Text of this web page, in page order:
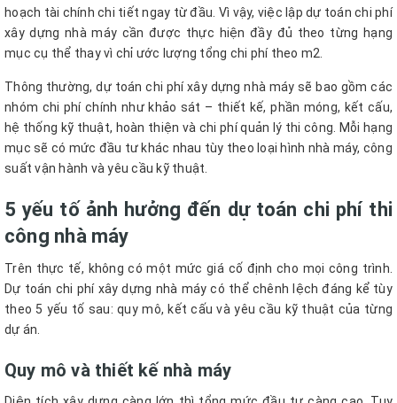
hoạch tài chính chi tiết ngay từ đầu. Vì vậy, việc lập dự toán chi phí
xây dựng nhà máy cần được thực hiện đầy đủ theo từng hạng
mục cụ thể thay vì chỉ ước lượng tổng chi phí theo m2.
Thông thường, dự toán chi phí xây dựng nhà máy sẽ bao gồm các
nhóm chi phí chính như khảo sát – thiết kế, phần móng, kết cấu,
hệ thống kỹ thuật, hoàn thiện và chi phí quản lý thi công. Mỗi hạng
mục sẽ có mức đầu tư khác nhau tùy theo loại hình nhà máy, công
suất vận hành và yêu cầu kỹ thuật.
5 yếu tố ảnh hưởng đến dự toán chi phí thi
công nhà máy
Trên thực tế, không có một mức giá cố định cho mọi công trình.
Dự toán chi phí xây dựng nhà máy có thể chênh lệch đáng kể tùy
theo 5 yếu tố sau: quy mô, kết cấu và yêu cầu kỹ thuật của từng
dự án.
Quy mô và thiết kế nhà máy